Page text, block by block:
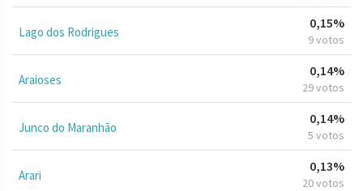
Lago dos Rodrigues
0,15%
9 votos
Araioses
0,14%
29 votos
Junco do Maranhão
0,14%
5 votos
Arari
0,13%
20 votos